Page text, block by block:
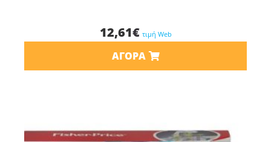
12,61€ τιμή Web
ΑΓΟΡΆ